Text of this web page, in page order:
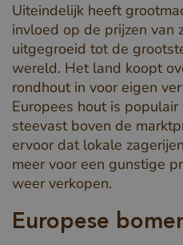
Uiteindelijk heeft
invloed op de prijzen van
uitgegroeid tot de
wereld. Het land koopt
rondhout in voor eigen
Europees hout is
steevast boven de
ervoor dat lokale
meer voor een gunstige
weer verkopen.
Europese